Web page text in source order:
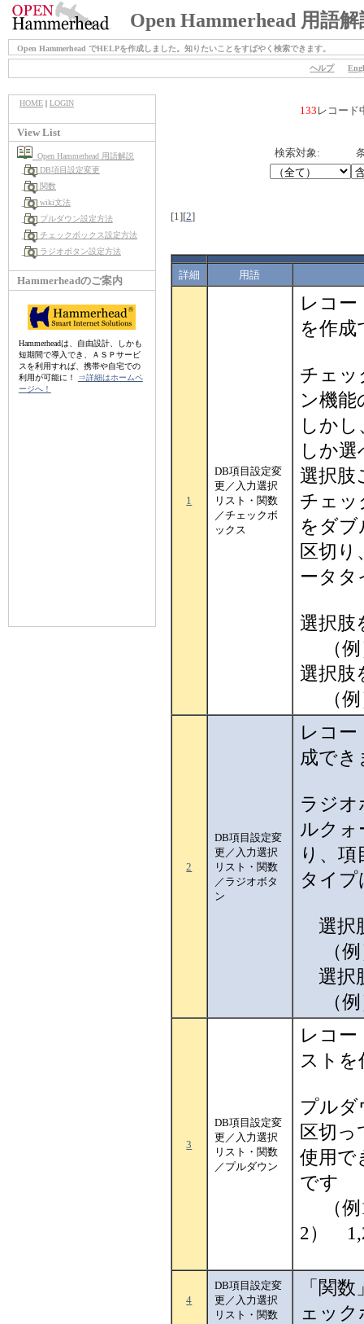
Open Hammerhead 用語解
Open Hammerhead でHELPを作成しました。知りたいことをすばやく検索できます。
ヘルプ
HOME| LOGIN
View List
Open Hammerhead 用語解説
DB項目設定変更
関数
wiki文法
プルダウン設定方法
チェックボックス設定方法
ラジオボタン設定方法
Hammerheadのご案内
Hammerheadは、自由設計、しかも
短期間で導入でき、ＡＳＰサービ
スを利用すれば、携帯や自宅での
利用が可能に！
⇒詳細はホームペ
ージへ！
133 レコード
検索対象:
[1][2]
詳細 用語
1
DB項目設定変
更／入力選択
リスト・関数
／チェックボ
ックス
レコ
を作成
チェッ
ン機能
しか
しか
選択肢
チェッ
をダブ
区切り
ータタ
選択肢
（例
選択肢
（例
2
DB項目設定変
更／入力選択
リスト・関数
／ラジオボタ
ン
レコー
成でき
ラジオ
ルクォ
り、
タイプ
選択
（例
選択
（例
3
DB項目設定変
更／入力選択
リスト・関数
／プルダウン
レコー
ストを
プルダ
区切っ
使用で
です
（例
2）
4
DB項目設定変
更／入力選択
リスト・関数
「関
ェッ